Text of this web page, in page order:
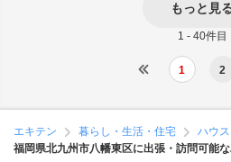
もっと見
1 - 40件目
1 2
エキテン 暮らし・生活・住宅
ハウ
福岡県北九州市八幡東区に出張・訪問可能